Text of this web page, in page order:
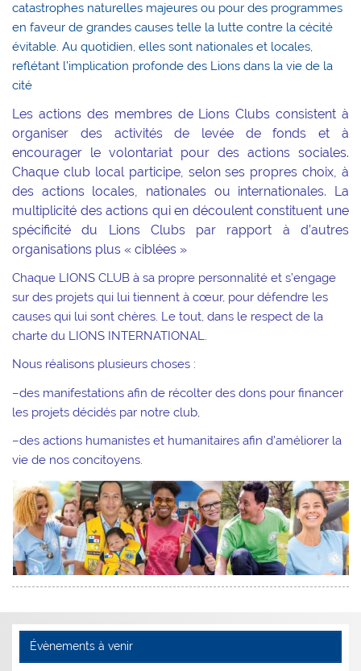
catastrophes naturelles majeures ou pour des programmes
en faveur de grandes causes telle la lutte contre la cécité
évitable. Au quotidien, elles sont nationales et locales,
reflétant l’implication profonde des Lions dans la vie de la
cité
Les actions des membres de Lions Clubs consistent à
organiser des activités de levée de fonds et à
encourager le volontariat pour des actions sociales.
Chaque club local participe, selon ses propres choix, à
des actions locales, nationales ou internationales. La
multiplicité des actions qui en découlent constituent une
spécificité du Lions Clubs par rapport à d’autres
organisations plus « ciblées »
Chaque LIONS CLUB à sa propre personnalité et s’engage
sur des projets qui lui tiennent à cœur, pour défendre les
causes qui lui sont chères. Le tout, dans le respect de la
charte du LIONS INTERNATIONAL.
Nous réalisons plusieurs choses :
–des manifestations afin de récolter des dons pour financer
les projets décidés par notre club,
–des actions humanistes et humanitaires afin d’améliorer la
vie de nos concitoyens.
Évènements à venir